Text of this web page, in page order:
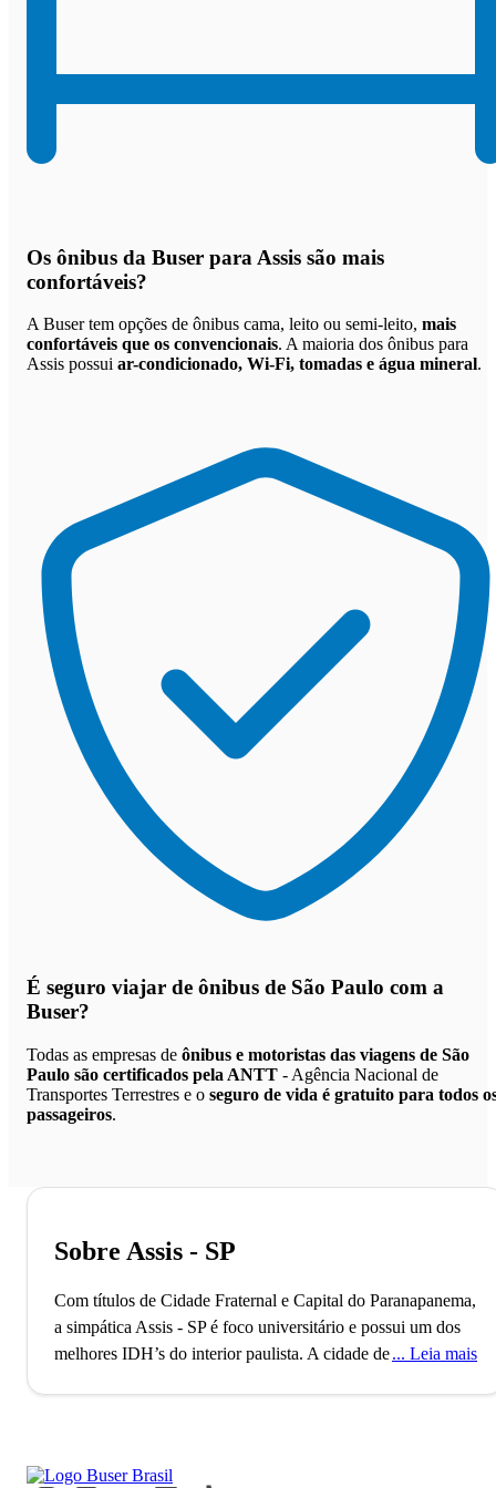
Os ônibus da Buser para Assis são mais
confortáveis?
A Buser tem opções de ônibus cama, leito ou semi-leito, mais
confortáveis que os convencionais. A maioria dos ônibus para
Assis possui ar-condicionado, Wi-Fi, tomadas e água mineral.
É seguro viajar de ônibus de São Paulo com a
Buser?
Todas as empresas de ônibus e motoristas das viagens de São
Paulo são certificados pela ANTT - Agência Nacional de
Transportes Terrestres e o seguro de vida é gratuito para todos
passageiros.
Sobre Assis - SP
Com títulos de Cidade Fraternal e Capital do Paranapanema,
a simpática Assis - SP é foco universitário e possui um dos
melhores IDH’s do interior paulista. A cidade de Assis está
Leia mais